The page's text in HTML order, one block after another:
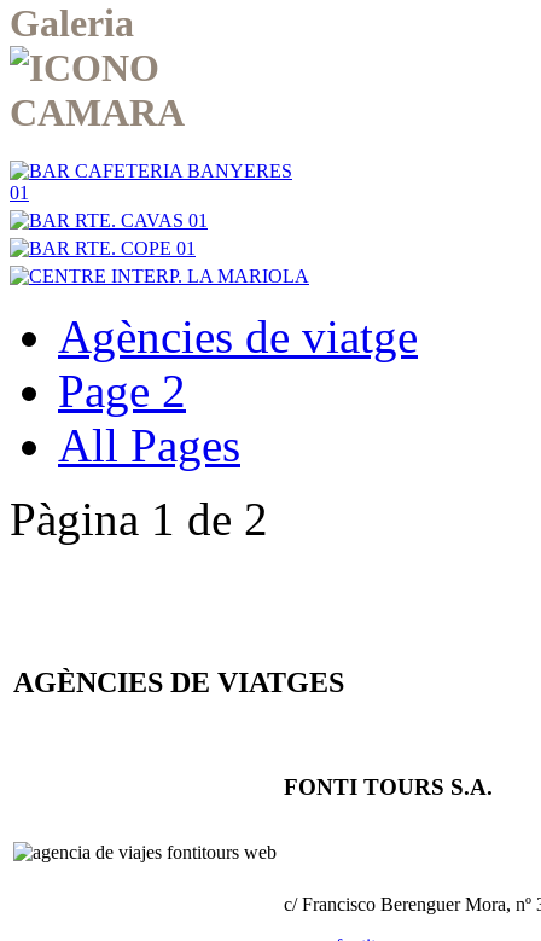
Galeria
Agències de viatge
Page 2
All Pages
Pàgina 1 de 2
AGÈNCIES DE VIATGES
FONTI TOURS S.A.
c/ Francisco Berenguer Mora,